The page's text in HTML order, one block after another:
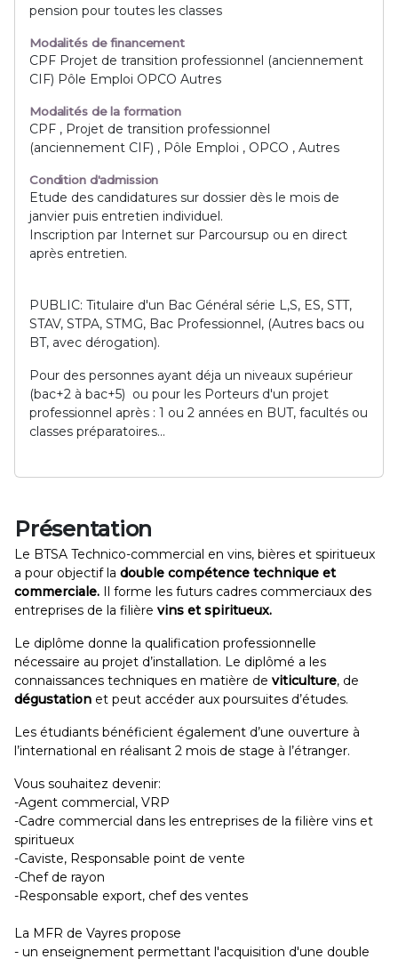
Présentation
Le BTSA Technico-commercial en vins, bières et spiritueux
a pour objectif la double compétence technique et
commerciale. Il forme les futurs cadres commerciaux des
entreprises de la filière vins et spiritueux.
Le diplôme donne la qualification professionnelle
nécessaire au projet d’installation. Le diplômé a les
connaissances techniques en matière de viticulture, de
dégustation et peut accéder aux poursuites d’études.
Les étudiants bénéficient également d’une ouverture à
l’international en réalisant 2 mois de stage à l’étranger.
Vous souhaitez devenir:
-Agent commercial, VRP
-Cadre commercial dans les entreprises de la filière vins et
spiritueux
-Caviste, Responsable point de vente
-Chef de rayon
-Responsable export, chef des ventes
La MFR de Vayres propose
- un enseignement permettant l'acquisition d'une double
pension pour toutes les classes
Modalités de financement
CPF Projet de transition professionnel (anciennement
CIF) Pôle Emploi OPCO Autres
Modalités de la formation
CPF , Projet de transition professionnel
(anciennement CIF) , Pôle Emploi , OPCO , Autres
Condition d'admission
Etude des candidatures sur dossier dès le mois de
janvier puis entretien individuel.
Inscription par Internet sur Parcoursup ou en direct
après entretien.
PUBLIC: Titulaire d'un Bac Général série L,S, ES, STT,
STAV, STPA, STMG, Bac Professionnel, (Autres bacs ou
BT, avec dérogation).
Pour des personnes ayant déja un niveaux supérieur
(bac+2 à bac+5) ou pour les Porteurs d'un projet
professionnel après : 1 ou 2 années en BUT, facultés ou
classes préparatoires...